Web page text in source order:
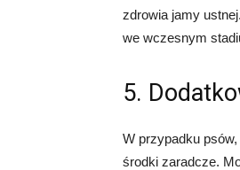
zdrowia jamy
we wczesnym
5.
W przypadku
środki zaradcze.